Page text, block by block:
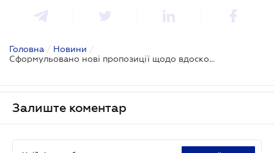
Головна / Новини /
Сформульовано нові пропозиції щодо вдосконалення фінмониторингу
Залиште коментар